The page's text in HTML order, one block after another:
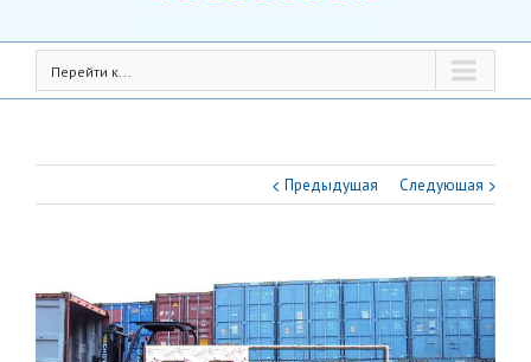
Перейти к...
Предыдущая Следующая